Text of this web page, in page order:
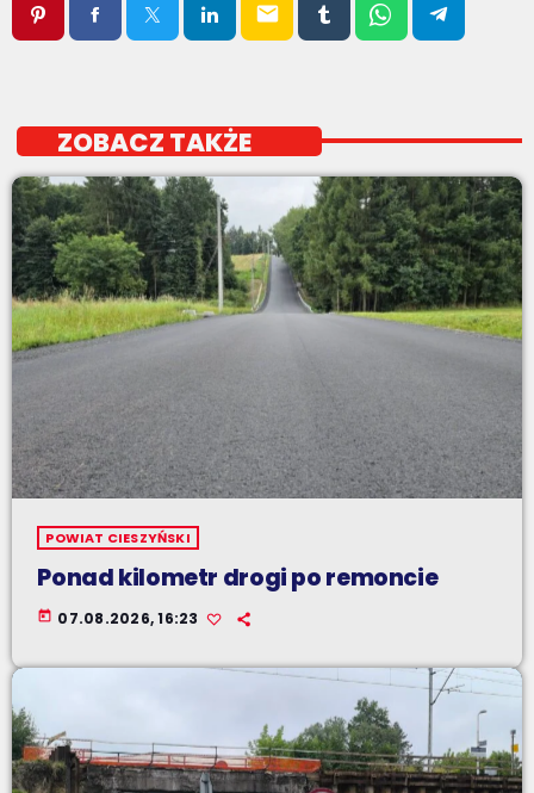
email
ZOBACZ TAKŻE
POWIAT CIESZYŃSKI
Ponad kilometr drogi po remoncie
today 07.08.2026, 16:23